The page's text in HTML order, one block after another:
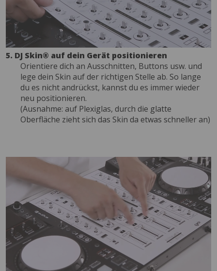
5. DJ Skin® auf dein Gerät positionieren
Orientiere dich an Ausschnitten, Buttons usw. und
lege dein Skin auf der richtigen Stelle ab. So lange
du es nicht andrückst, kannst du es immer wieder
neu positionieren.
(Ausnahme: auf Plexiglas, durch die glatte
Oberfläche zieht sich das Skin da etwas schneller an)